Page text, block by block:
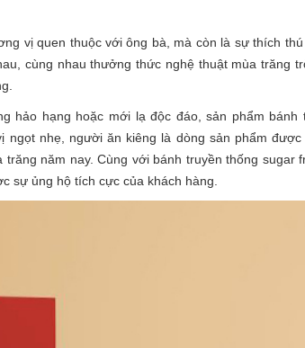
vị quen thuộc với ông bà, mà còn là sự thích
cùng nhau thưởng thức nghệ thuật mùa trăng
hảo hạng hoặc mới lạ độc đáo, sản phẩm bánh
nhẹ, người ăn kiêng là dòng sản phẩm
năm nay. Cùng với bánh truyền thống sugar
sự ủng hộ tích cực của khách hàng.